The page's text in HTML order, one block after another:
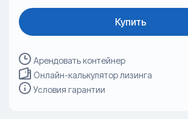
Купить
Арендовать контейнер
Онлайн-калькулятор лизинга
Условия гарантии